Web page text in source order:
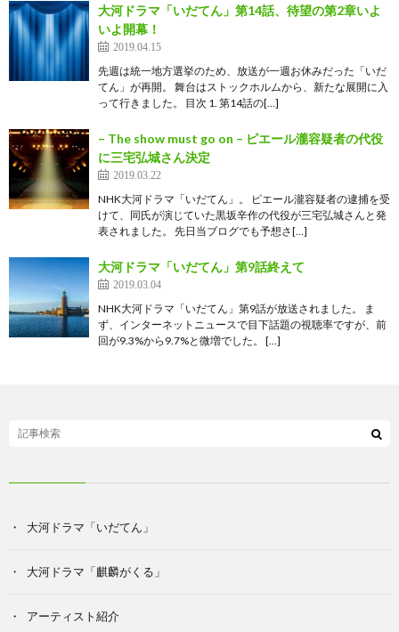
大河ドラマ「いだてん」第14話、待望の第2章いよ
いよ開幕！
2019.04.15
先週は統一地方選挙のため、放送が一週お休みだった「いだ
てん」が再開。 舞台はストックホルムから、新たな展開に入
って行きました。 目次 1. 第14話の[…]
– The show must go on – ピエール瀧容疑者の代役
に三宅弘城さん決定
2019.03.22
NHK大河ドラマ「いだてん」。 ピエール瀧容疑者の逮捕を受
けて、同氏が演じていた黒坂辛作の代役が三宅弘城さんと発
表されました。 先日当ブログでも予想さ[…]
大河ドラマ「いだてん」第9話終えて
2019.03.04
NHK大河ドラマ「いだてん」第9話が放送されました。 ま
ず、インターネットニュースで目下話題の視聴率ですが、前
回が9.3%から9.7%と微増でした。 […]
大河ドラマ「いだてん」
大河ドラマ「麒麟がくる」
アーティスト紹介